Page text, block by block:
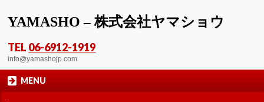
YAMASHO – 株式会社ヤマショウ
TEL 06-6912-1919
info@yamashojp.com
MENU